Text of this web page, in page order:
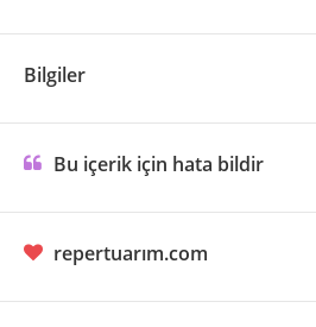
Bilgiler
Bu içerik için hata bildir
repertuarım.com